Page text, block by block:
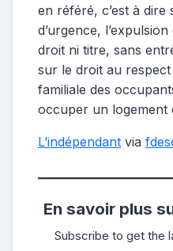
en référé, c’est à
d’urgence,
droit ni titre, sans
sur le droit au
familiale des
occuper un logement
L’indépendant via
En savoir plus
Subscribe to get the